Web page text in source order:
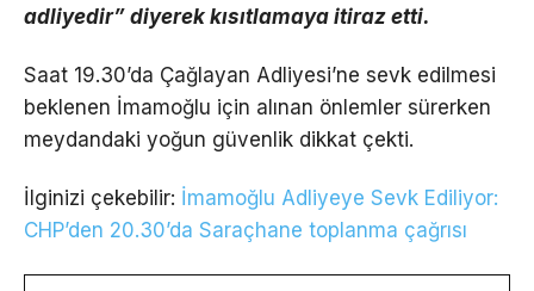
adliyedir” diyerek kısıtlamaya itiraz etti.
Saat 19.30’da Çağlayan Adliyesi’ne sevk edilmesi
beklenen İmamoğlu için alınan önlemler sürerken
meydandaki yoğun güvenlik dikkat çekti.
İlginizi çekebilir: İmamoğlu Adliyeye Sevk Ediliyor:
CHP’den 20.30’da Saraçhane toplanma çağrısı